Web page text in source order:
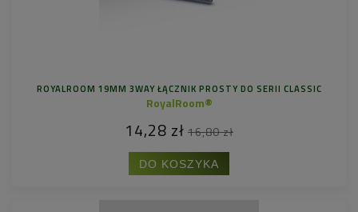
ROYALROOM 19MM 3WAY ŁĄCZNIK PROSTY DO SERII CLASSIC
RoyalRoom®
14,28 zł 16,80 zł
DO KOSZYKA